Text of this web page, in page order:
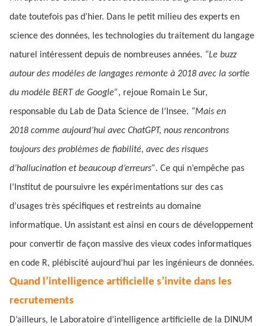
date toutefois pas d’hier. Dans le petit milieu des experts en
science des données, les technologies du traitement du langage
naturel intéressent depuis de nombreuses années. “Le buzz
autour des modèles de langages remonte à 2018 avec la sortie
du modèle BERT de Google”, rejoue Romain Le Sur,
responsable du Lab de Data Science de l’Insee. “Mais en
2018 comme aujourd’hui avec ChatGPT, nous rencontrons
toujours des problèmes de fiabilité, avec des risques
d’hallucination et beaucoup d’erreurs”. Ce qui n’empêche pas
l’Institut de poursuivre les expérimentations sur des cas
d’usages très spécifiques et restreints au domaine
informatique. Un assistant est ainsi en cours de développement
pour convertir de façon massive des vieux codes informatiques
en code R, plébiscité aujourd’hui par les ingénieurs de données.
Quand l’intelligence artificielle s’invite dans les
recrutements
D’ailleurs, le Laboratoire d’intelligence artificielle de la DINUM